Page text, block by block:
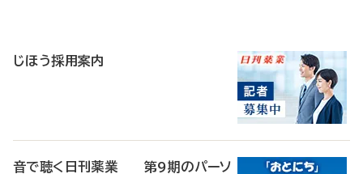
じほう採用案内
音で聴く日刊薬業 第9期のパーソ